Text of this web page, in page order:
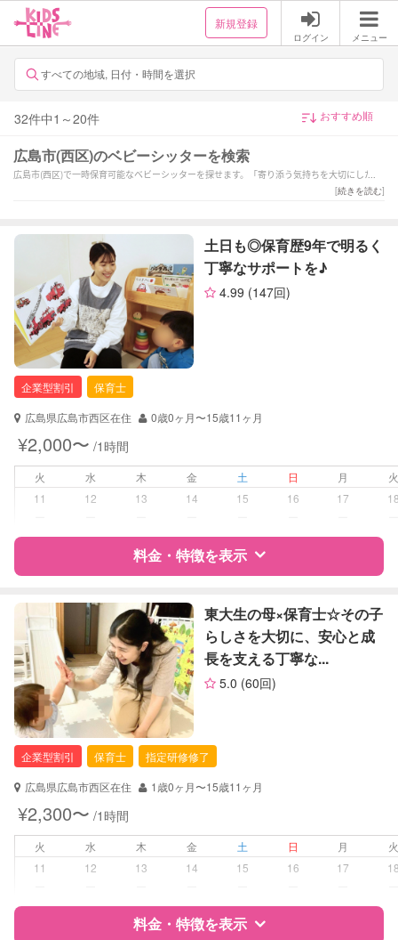
新規登録
ログイン メニュー
すべての地域, 日付・時間を選択
32件中1 ～20件
広島市(西区)のベビーシッターを検索
広島市(西区)で一時保育可能なベビーシッターを探せます。「寄り添う気持ちを大切にした保
育や専門知識を活かした掃除でサポート致します。」「【保育士歴10年、現役ママ】0ヶ月よ
早朝などの一時保育も可能です。1時間だけの短時間のシッター利用から保育園へのお迎え・
送迎、病児保育や病後児の保育もお任せください。ご予算や依頼内容に合わせてサポーター
が選べます。新生児(0歳)や乳児などの赤ちゃんから小学生以上のお子様まで幅広い年齢へ対
応可能です。土日祝日だけベビーシッターをお願いしたいといったご要望や毎日の利用など
の定期利用サービスもございます。
[続きを読む]
土日も◎保育歴9年で明るく
丁寧なサポートを♪
4.99 (147回)
企業型割引
保育士
広島県広島市西区在住
0歳0ヶ月〜15歳11ヶ月
¥2,000〜 /1時間
火 水 木 金 土 日 月
11
12 13 14 15 16 17
料金・特徴を表示
特徴 料金 レビュー
サポートの特徴
資格
企業型割引対象(旧内閣府補助対象)
自治体届出済ベビーシッター
保育士
幼稚園教諭
病児対応 病児、病後児、ともに可能
障がい児対応 対応可否は個別に相談
東大生の母×保育士☆その子
らしさを大切に、安心と成
長を支える丁寧な...
5.0 (60回)
企業型割引 保育士
指定研修修了
広島県広島市西区在住
1歳0ヶ月〜15歳11ヶ月
¥2,300〜 /1時間
火 水 木 金 土 日 月
11
12 13 14 15 16 17
料金・特徴を表示